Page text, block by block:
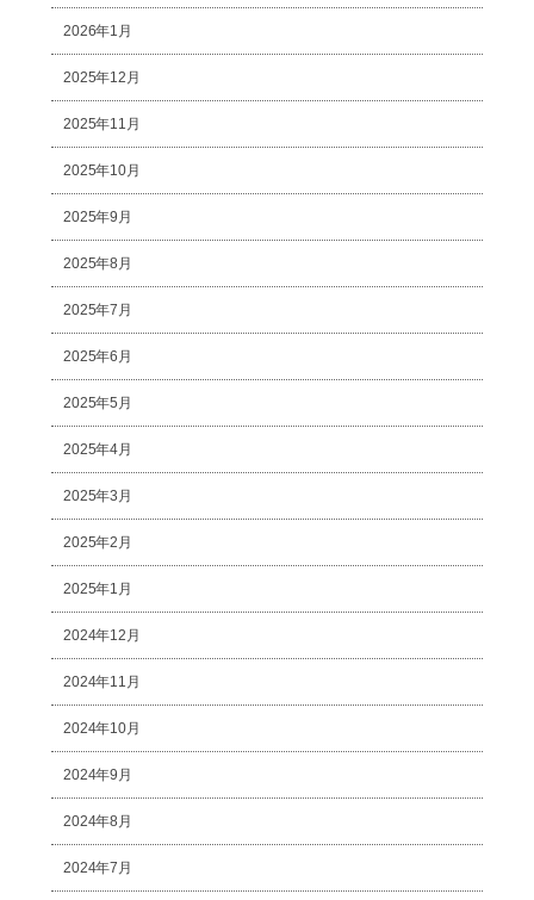
2026年1月
2025年12月
2025年11月
2025年10月
2025年9月
2025年8月
2025年7月
2025年6月
2025年5月
2025年4月
2025年3月
2025年2月
2025年1月
2024年12月
2024年11月
2024年10月
2024年9月
2024年8月
2024年7月